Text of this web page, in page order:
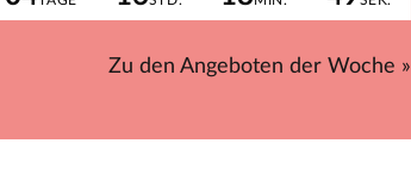
Zu den Angeboten der Woche »